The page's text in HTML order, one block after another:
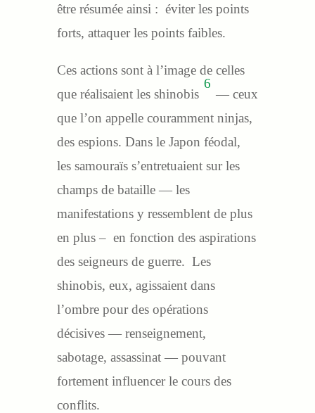
être résumée ainsi : éviter les points
forts, attaquer les points faibles.
Ces actions sont à l’image de celles
que réalisaient les shinobis
6
— ceux
que l’on appelle couramment ninjas,
des espions. Dans le Japon féodal,
les samouraïs s’entretuaient sur les
champs de bataille — les
manifestations y ressemblent de plus
en plus – en fonction des aspirations
des seigneurs de guerre. Les
shinobis, eux, agissaient dans
l’ombre pour des opérations
décisives — renseignement,
sabotage, assassinat — pouvant
fortement influencer le cours des
conflits.